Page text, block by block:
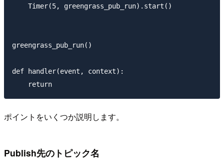
    Timer(5, greengrass_pub_run).start()
greengrass_pub_run()
def handler(event, context):
ポイントをいくつか説明します。
Publish先のトピック名